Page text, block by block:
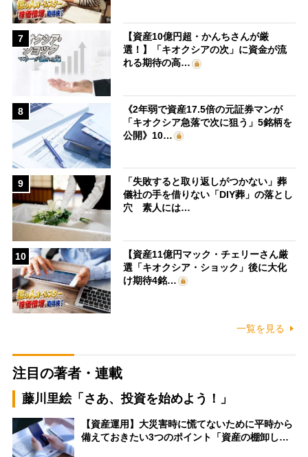
7
【資産10億円超・かんちさんが厳
選！】「キオクシアの次」に資金が流
れる期待の高…
8
《2年弱で資産17.5倍の元証券マンが
「キオクシア急落で次に狙う」5銘柄を
公開》10…
9
「失敗すると取り返しがつかない」葬
儀社の手を借りない「DIY葬」の落とし
穴 素人には…
10
【資産11億円マック・チェリーさん厳
選「キオクシア・ショック」後に大化
け期待4銘…
一覧を見る
注目の著者・連載
藤川里絵「さあ、投資を始めよう！」
【資産運用】大災害時に慌てないために平時から
備えておきたい3つのポイント「資産の棚卸し…